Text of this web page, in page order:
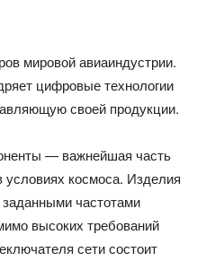
мировой авиаиндустрии.
цифровые технологии
своей продукции.
— важнейшая часть
космоса. Изделия
частотами
высоких требований
сети состоит